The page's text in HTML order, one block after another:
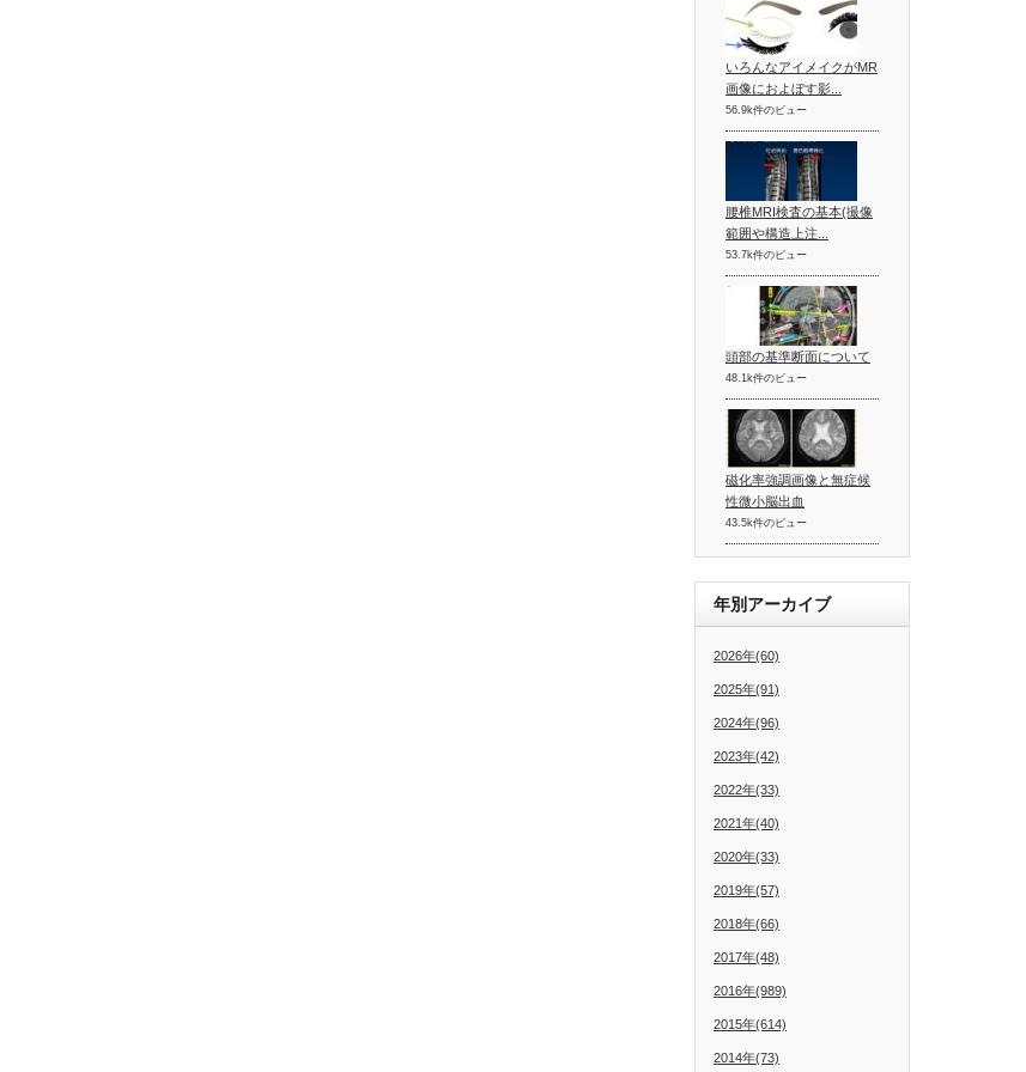
いろんなアイメイクがMR
画像におよぼす影...
56.9k件のビュー
腰椎MRI検査の基本(撮像
範囲や構造上注...
53.7k件のビュー
頭部の基準断面について
48.1k件のビュー
磁化率強調画像と無症候
性微小脳出血
43.5k件のビュー
年別アーカイブ
2026年(60)
2025年(91)
2024年(96)
2023年(42)
2022年(33)
2021年(40)
2020年(33)
2019年(57)
2018年(66)
2017年(48)
2016年(989)
2015年(614)
2014年(73)